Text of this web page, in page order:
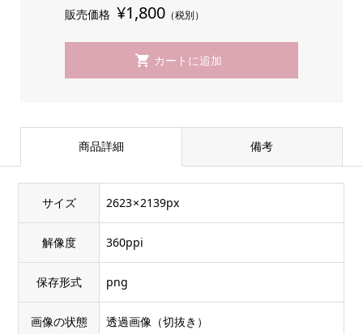
販売価格 ¥1,800（税別）
商品詳細 備考
サイズ 2623 × 2139px
解像度 360ppi
保存形式 png
画像の状態 透過画像（切抜き）